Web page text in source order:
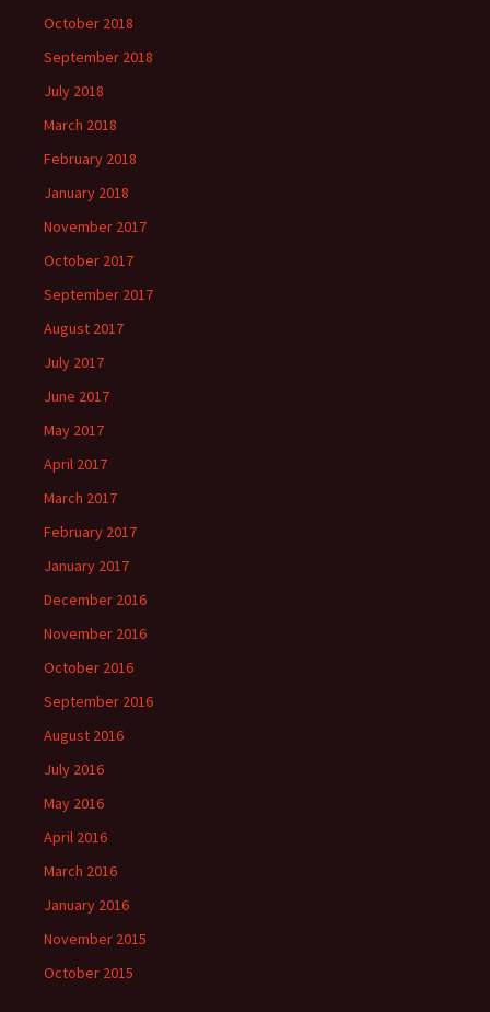
October 2018
September 2018
July 2018
March 2018
February 2018
January 2018
November 2017
October 2017
September 2017
August 2017
July 2017
June 2017
May 2017
April 2017
March 2017
February 2017
January 2017
December 2016
November 2016
October 2016
September 2016
August 2016
July 2016
May 2016
April 2016
March 2016
January 2016
November 2015
October 2015